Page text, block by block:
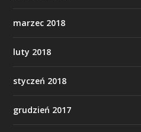
marzec 2018
luty 2018
styczeń 2018
grudzień 2017